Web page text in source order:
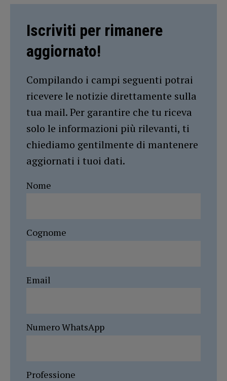
Iscriviti per rimanere
aggiornato!
Compilando i campi seguenti potrai
ricevere le notizie direttamente sulla
tua mail. Per garantire che tu riceva
solo le informazioni più rilevanti, ti
chiediamo gentilmente di mantenere
aggiornati i tuoi dati.
Nome
Cognome
Email
Numero WhatsApp
Professione